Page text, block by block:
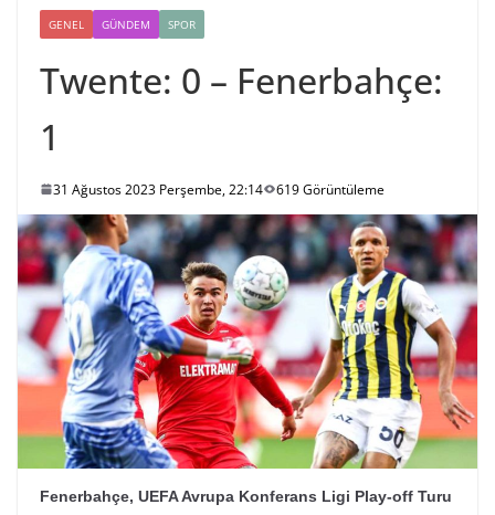
GENEL GÜNDEM SPOR
Twente: 0 – Fenerbahçe:
1
31 Ağustos 2023 Perşembe, 22:14 619 Görüntüleme
Fenerbahçe, UEFA Avrupa Konferans Ligi Play-off Turu